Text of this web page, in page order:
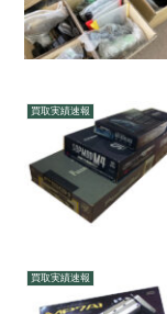
買取実績速報
買取実績速報